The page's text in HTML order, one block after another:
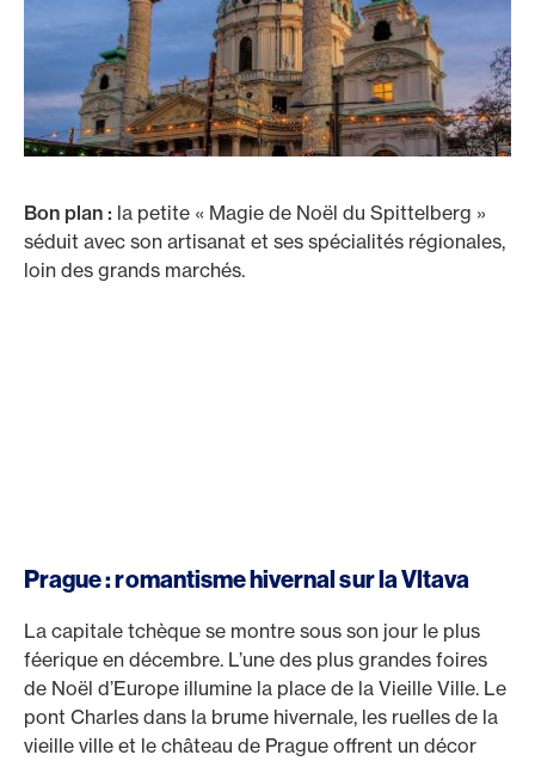
Bon plan : la petite « Magie de Noël du Spittelberg »
séduit avec son artisanat et ses spécialités régionales,
loin des grands marchés.
Prague : romantisme hivernal sur la Vltava
La capitale tchèque se montre sous son jour le plus
féerique en décembre. L’une des plus grandes foires
de Noël d’Europe illumine la place de la Vieille Ville. Le
pont Charles dans la brume hivernale, les ruelles de la
vieille ville et le château de Prague offrent un décor